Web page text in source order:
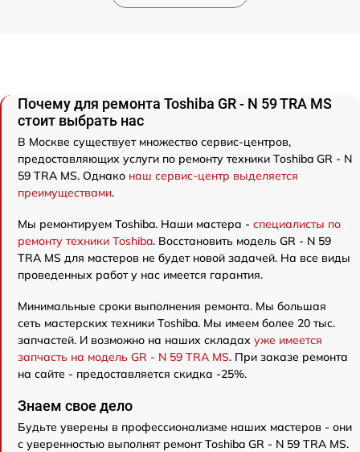
Почему для ремонта Toshiba GR - N 59 TRA MS
стоит выбрать нас
В Москве существует множество сервис-центров,
предоставляющих услуги по ремонту техники Toshiba GR - N
59 TRA MS. Однако наш сервис-центр выделяется
преимуществами.
Мы ремонтируем Toshiba. Наши мастера - специалисты по
ремонту техники Toshiba. Восстановить модель GR - N 59
TRA MS для мастеров не будет новой задачей. На все виды
проведенных работ у нас имеется гарантия.
Минимальные сроки выполнения ремонта. Мы большая
сеть мастерских техники Toshiba. Мы имеем более 20 тыс.
запчастей. И возможно на наших складах уже имеется
запчасть на модель GR - N 59 TRA MS. При заказе ремонта
на сайте - предоставляется скидка -25%.
Знаем свое дело
Будьте уверены в профессионализме наших мастеров - они
с уверенностью выполнят ремонт Toshiba GR - N 59 TRA MS.